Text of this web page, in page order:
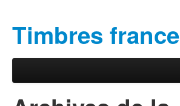
Timbres france
Menu principal